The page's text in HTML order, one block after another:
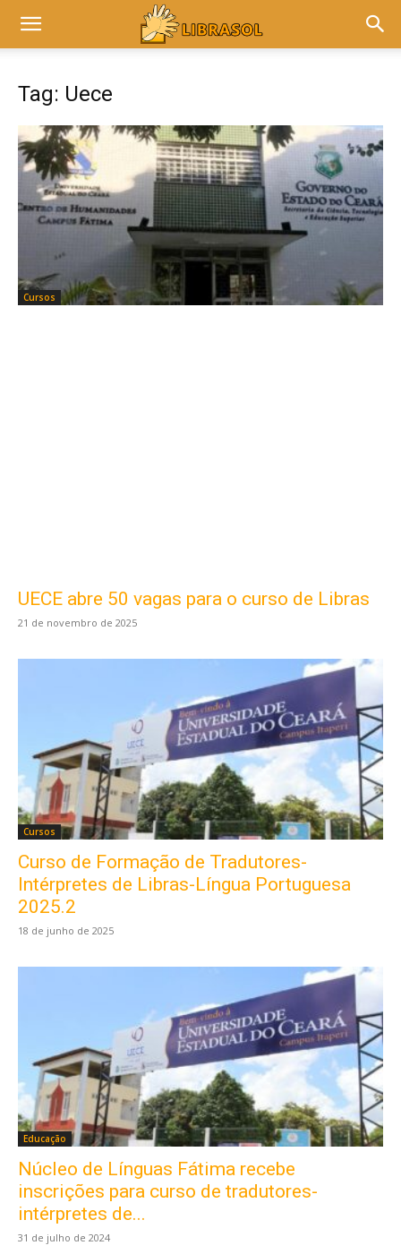
Tag: Uece
Cursos
UECE abre 50 vagas para o curso de Libras
21 de novembro de 2025
Cursos
Curso de Formação de Tradutores-
Intérpretes de Libras-Língua Portuguesa
2025.2
18 de junho de 2025
Educação
Núcleo de Línguas Fátima recebe
inscrições para curso de tradutores-
intérpretes de...
31 de julho de 2024